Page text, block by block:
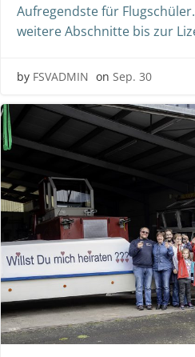
Aufregendste für
weitere Abschnitte bis zur
by FSVADMIN on Sep. 30